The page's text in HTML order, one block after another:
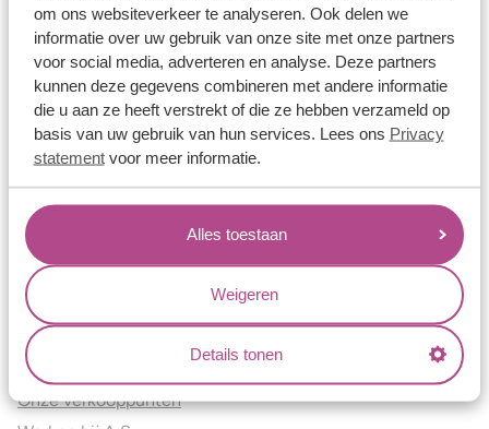
om ons websiteverkeer te analyseren. Ook delen we
informatie over uw gebruik van onze site met onze partners
voor social media, adverteren en analyse. Deze partners
kunnen deze gegevens combineren met andere informatie
die u aan ze heeft verstrekt of die ze hebben verzameld op
basis van uw gebruik van hun services. Lees ons Privacy
statementvoor meer informatie.
Alles toestaan
Weigeren
Details tonen
Over ons
Aller Spanninga
Historie
Certificaten
Blogs
Jouw voordelen
Conflictvrije Materialen
Oneindig veel mogelijkheden
Kwaliteit
Juweliers & Contact
Onze verkooppunten